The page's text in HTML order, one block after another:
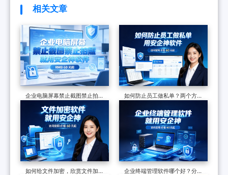
相关文章
企业电脑屏幕禁止截图禁止拍
照，一个软件从技术到落地，一
篇讲透
如何防止员工做私单？两个方法
订单
如何给文件加密，欣赏文件加密
企业终端管理软件哪个好？分享